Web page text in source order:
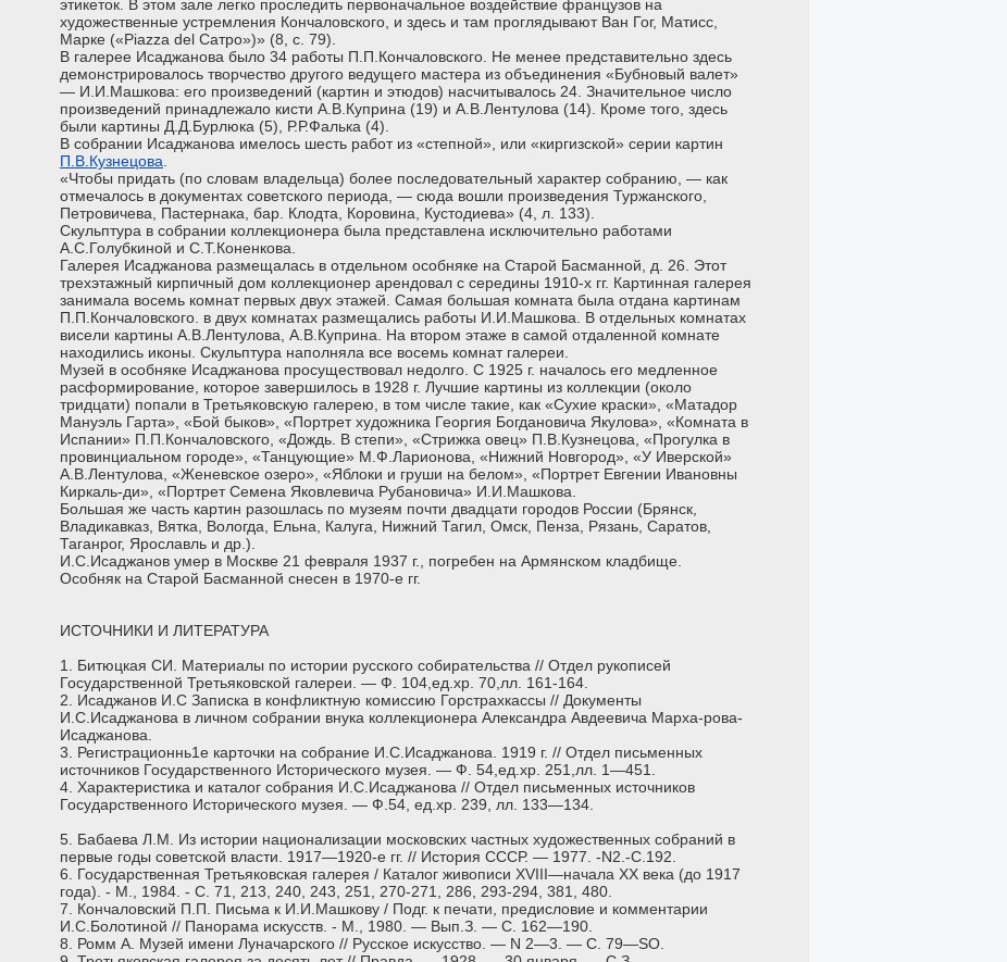
этикеток. В этом зале легко проследить первоначальное воздействие французов на
художественные устремления Кончаловского, и здесь и там проглядывают Ван Гог, Матисс,
Марке («Piazza del Сатро»)» (8, с. 79).
В галерее Исаджанова было 34 работы П.П.Кончаловского. Не менее представительно здесь
демонстрировалось творчество другого ведущего мастера из объединения «Бубновый валет»
— И.И.Машкова: его произведений (картин и этюдов) насчитывалось 24. Значительное число
произведений принадлежало кисти А.В.Куприна (19) и А.В.Лентулова (14). Кроме того, здесь
были картины Д.Д.Бурлюка (5), Р.Р.Фалька (4).
В собрании Исаджанова имелось шесть работ из «степной», или «киргизской» серии картин
П.В.Кузнецова
«Чтобы придать (по словам владельца) более последовательный характер собранию, — как
отмечалось в документах советского периода, — сюда вошли произведения Туржанского,
Петровичева, Пастернака, бар. Клодта, Коровина, Кустодиева» (4, л. 133).
Скульптура в собрании коллекционера была представлена исключительно работами
А.С.Голубкиной и С.Т.Коненкова.
Галерея Исаджанова размещалась в отдельном особняке на Старой Басманной, д. 26. Этот
трехэтажный кирпичный дом коллекционер арендовал с середины 1910-х гг. Картинная галерея
занимала восемь комнат первых двух этажей. Самая большая комната была отдана картинам
П.П.Кончаловского. в двух комнатах размещались работы И.И.Машкова. В отдельных комнатах
висели картины А.В.Лентулова, А.В.Куприна. На втором этаже в самой отдаленной комнате
находились иконы. Скульптура наполняла все восемь комнат галереи.
Музей в особняке Исаджанова просуществовал недолго. С 1925 г. началось его медленное
расформирование, которое завершилось в 1928 г. Лучшие картины из коллекции (около
тридцати) попали в Третьяковскую галерею, в том числе такие, как «Сухие краски», «Матадор
Мануэль Гарта», «Бой быков», «Портрет художника Георгия Богдановича Якулова», «Комната в
Испании» П.П.Кончаловского, «Дождь. В степи», «Стрижка овец» П.В.Кузнецова, «Прогулка в
провинциальном городе», «Танцующие» М.Ф.Ларионова, «Нижний Новгород», «У Иверской»
А.В.Лентулова, «Женевское озеро», «Яблоки и груши на белом», «Портрет Евгении Ивановны
Киркаль-ди», «Портрет Семена Яковлевича Рубановича» И.И.Машкова.
Большая же часть картин разошлась по музеям почти двадцати городов России (Брянск,
Владикавказ, Вятка, Вологда, Ельна, Калуга, Нижний Тагил, Омск, Пенза, Рязань, Саратов,
Таганрог, Ярославль и др.).
И.С.Исаджанов умер в Москве 21 февраля 1937 г., погребен на Армянском кладбище.
Особняк на Старой Басманной снесен в 1970-е гг.
ИСТОЧНИКИ И ЛИТЕРАТУРА
1. Битюцкая СИ. Материалы по истории русского собирательства // Отдел рукописей
Государственной Третьяковской галереи. — Ф. 104,ед.хр. 70,лл. 161-164.
2. Исаджанов И.С Записка в конфликтную комиссию Горстрахкассы // Документы
И.С.Исаджанова в личном собрании внука коллекционера Александра Авдеевича Марха-рова-
Исаджанова.
3. Регистрационнь1е карточки на собрание И.С.Исаджанова. 1919 г. // Отдел письменных
источников Государственного Исторического музея. — Ф. 54,ед.хр. 251,лл. 1—451.
4. Характеристика и каталог собрания И.С.Исаджанова // Отдел письменных источников
Государственного Исторического музея. — Ф.54, ед.хр. 239, лл. 133—134.
5. Бабаева Л.М. Из истории национализации московских частных художественных собраний в
первые годы советской власти. 1917—1920-е гг. // История СССР. — 1977. -N2.-C.192.
6. Государственная Третьяковская галерея / Каталог живописи XVIII—начала XX века (до 1917
года). - М., 1984. - С. 71, 213, 240, 243, 251, 270-271, 286, 293-294, 381, 480.
7. Кончаловский П.П. Письма к И.И.Машкову / Подг. к печати, предисловие и комментарии
И.С.Болотиной // Панорама искусств. - М., 1980. — Вып.З. — С. 162—190.
8. Ромм А. Музей имени Луначарского // Русское искусство. — N 2—3. — С. 79—SO.